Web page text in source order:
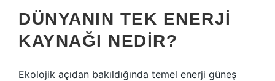
DÜNYANIN TEK ENERJI
KAYNAĞI NEDIR?
Ekolojik açıdan bakıldığında temel enerji güneş